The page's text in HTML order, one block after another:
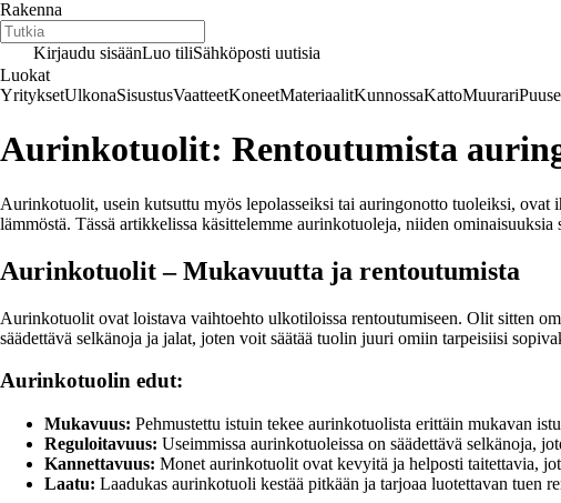
Rakenna
Kirjaudu sisäänLuo tiliSähköposti uutisia
Luokat
YrityksetUlkonaSisustusVaatteetKoneetMateriaalitKunnossaKattoMuurari
Aurinkotuolit: Rentoutumista
Aurinkotuolit, usein kutsuttu myös lepolasseiksi tai auringonotto tuoleiksi,
lämmöstä. Tässä artikkelissa käsittelemme aurinkotuoleja, niiden
Aurinkotuolit – Mukavuutta ja rentoutumista
Aurinkotuolit ovat loistava vaihtoehto ulkotiloissa rentoutumiseen. Olit sitten
säädettävä selkänoja ja jalat, joten voit säätää tuolin juuri omiin tarpeisiisi
Aurinkotuolin edut:
Mukavuus: Pehmustettu istuin tekee aurinkotuolista erittäin mukavan
Reguloitavuus: Useimmissa aurinkotuoleissa on säädettävä selkänoja,
Kannettavuus: Monet aurinkotuolit ovat kevyitä ja helposti taitettavia,
Laatu: Laadukas aurinkotuoli kestää pitkään ja tarjoaa luotettavan tuen